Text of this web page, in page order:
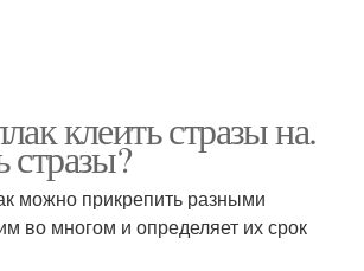
клеить стразы на.
стразы?
можно прикрепить разными
во многом и определяет их срок